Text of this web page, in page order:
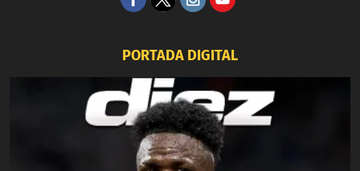
PORTADA DIGITAL